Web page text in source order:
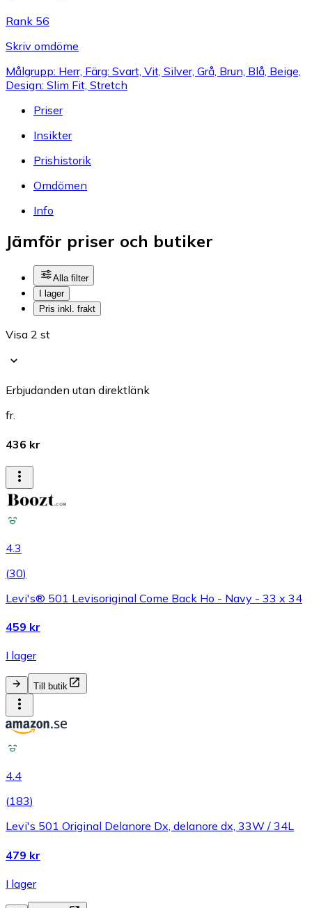
Rank 56
Skriv omdöme
Målgrupp: Herr, Färg: Svart, Vit, Silver, Grå, Brun, Blå, Beige,
Design: Slim Fit, Stretch
Priser
Insikter
Prishistorik
Omdömen
Info
Jämför priser och butiker
Alla filter
I lager
Pris inkl. frakt
Visa 2 st
Erbjudanden utan direktlänk
fr.
436 kr
4.3
(30)
Levi's® 501 Levisoriginal Come Back Ho - Navy - 33 x 34
459 kr
I lager
Till butik
4.4
(183)
Levi's 501 Original Delanore Dx, delanore dx, 33W / 34L
479 kr
I lager